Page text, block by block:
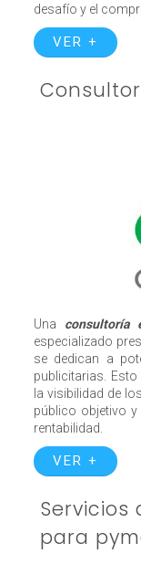
desafío y el
VER +
Una consultoría
especializado
se dedican a
publicitarias.
la visibilidad de
público objetivo
rentabilidad.
VER +
para